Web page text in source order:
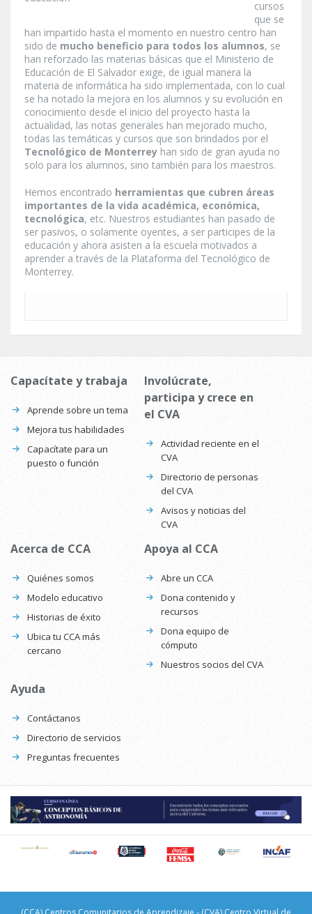
cursos
que se
han impartido hasta el momento en nuestro centro han
sido de mucho beneficio para todos los alumnos, se
han reforzado las materias básicas que el Ministerio de
Educación de El Salvador exige, de igual manera la
materia de informática ha sido implementada, con lo cual
se ha notado la mejora en los alumnos y su evolución en
conocimiento desde el inicio del proyecto hasta la
actualidad, las notas generales han mejorado mucho,
todas las temáticas y cursos que son brindados por el
Tecnológico de Monterrey han sido de gran ayuda no
solo para los alumnos, sino también para los maestros.
Hemos encontrado herramientas que cubren áreas
importantes de la vida académica, económica,
tecnológica, etc. Nuestros estudiantes han pasado de
ser pasivos, o solamente oyentes, a ser participes de la
educación y ahora asisten a la escuela motivados a
aprender a través de la Plataforma del Tecnológico de
Monterrey.
Capacítate y trabaja
Aprende sobre un tema
Mejora tus habilidades
Capacítate para un
puesto o función
Involúcrate,
participa y crece en
el CVA
Actividad reciente en el
CVA
Directorio de personas
del CVA
Avisos y noticias del
CVA
Acerca de CCA
Quiénes somos
Modelo educativo
Historias de éxito
Ubica tu CCA más
cercano
Apoya al CCA
Abre un CCA
Dona contenido y
recursos
Dona equipo de
cómputo
Nuestros socios del CVA
Ayuda
Contáctanos
Directorio de servicios
Preguntas frecuentes